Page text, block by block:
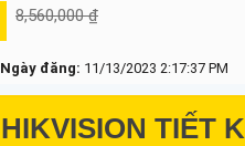
8,560,000 ₫
Ngày đăng: 11/13/2023 2:17:37 PM
HIKVISION TIẾT